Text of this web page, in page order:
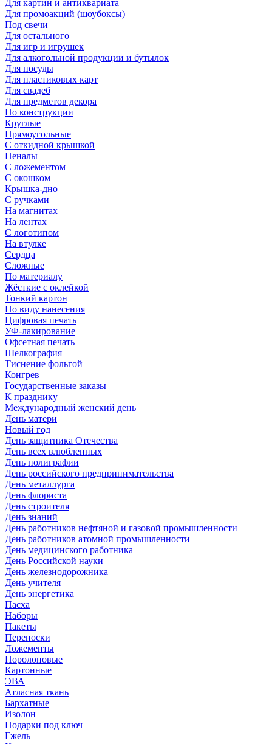
Для картин и антиквариата
Для промоакций (шоубоксы)
Под свечи
Для остального
Для игр и игрушек
Для алкогольной продукции и бутылок
Для посуды
Для пластиковых карт
Для свадеб
Для предметов декора
По конструкции
Круглые
Прямоугольные
С откидной крышкой
Пеналы
С ложементом
С окошком
Крышка-дно
С ручками
На магнитах
На лентах
С логотипом
На втулке
Сердца
Сложные
По материалу
Жёсткие с оклейкой
Тонкий картон
По виду нанесения
Цифровая печать
УФ-лакирование
Офсетная печать
Шелкография
Тиснение фольгой
Конгрев
Государственные заказы
К празднику
Международный женский день
День матери
Новый год
День защитника Отечества
День всех влюбленных
День полиграфии
День российского предпринимательства
День металлурга
День флориста
День строителя
День знаний
День работников нефтяной и газовой промышленности
День работников атомной промышленности
День медицинского работника
День Российской науки
День железнодорожника
День учителя
День энергетика
Пасха
Наборы
Пакеты
Переноски
Ложементы
Поролоновые
Картонные
ЭВА
Атласная ткань
Бархатные
Изолон
Подарки под ключ
Гжель